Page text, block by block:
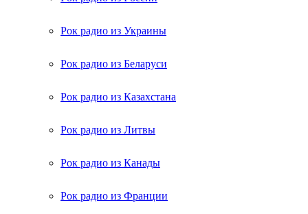
Рок радио из Украины
Рок радио из Беларуси
Рок радио из Казахстана
Рок радио из Литвы
Рок радио из Канады
Рок радио из Франции